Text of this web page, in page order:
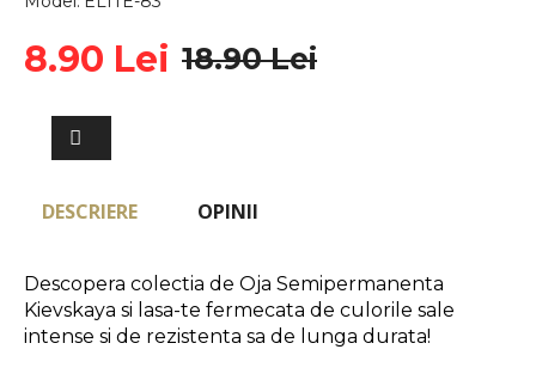
8.90 Lei 18.90 Lei
DESCRIERE OPINII
Descopera colectia de Oja Semipermanenta
Kievskaya si lasa-te fermecata de culorile sale
intense si de rezistenta sa de lunga durata!